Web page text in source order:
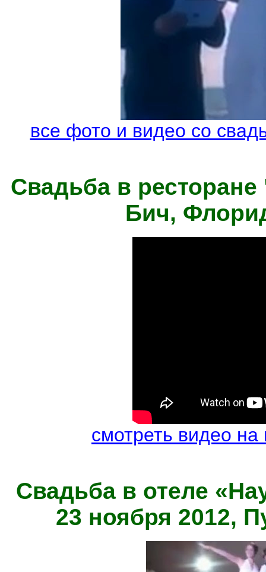
все фото и видео со
Свадьба в
Бич,
смотреть видео
Свадьба в отеле
23 ноября 2012,